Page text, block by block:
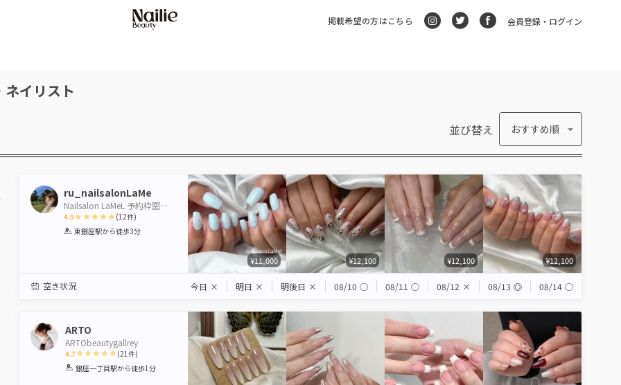
掲載希望の方はこちら 会員登録・ログイン
イリスト
並び替え おすすめ順
ru_nailsalonLaMe
Nailsalon LaMeL 予約枠🈳あり
4.9
1 2 3 4 5
(12件)
東銀座駅から徒歩3分
¥11,000 ¥12,100 ¥12,100 ¥12,100
空き状況 今日 × 明日 × 明後日 × 08/10 ◯ 08/11 ◯ 08/12 × 08/13 ◎ 08/14 ◯
ARTO
ARTObeautygallrey
4.7
1 2 3 4 5
(21 件)
銀座一丁目駅から徒歩1分